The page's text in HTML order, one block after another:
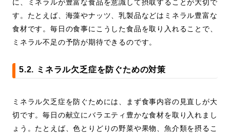
に、ミネラルが豊富な食品を意識して摂取することが大切で
す。たとえば、海藻やナッツ、乳製品などはミネラル豊富な
食材です。毎日の食事にこうした食品を取り入れることで、
ミネラル不足の予防が期待できるのです。
5.2. ミネラル欠乏症を防ぐための対策
ミネラル欠乏症を防ぐためには、まず食事内容の見直しが大
切です。毎日の献立にバラエティ豊かな食材を取り入れまし
ょう。たとえば、色とりどりの野菜や果物、魚介類を摂るこ